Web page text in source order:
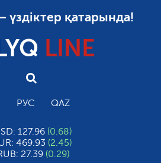
үздіктер қатарында!
LINE
РУС QAZ
127.96 (0.68)
469.93 (2.45)
27.39 (0.29)